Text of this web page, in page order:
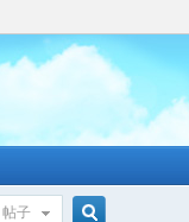
帖子